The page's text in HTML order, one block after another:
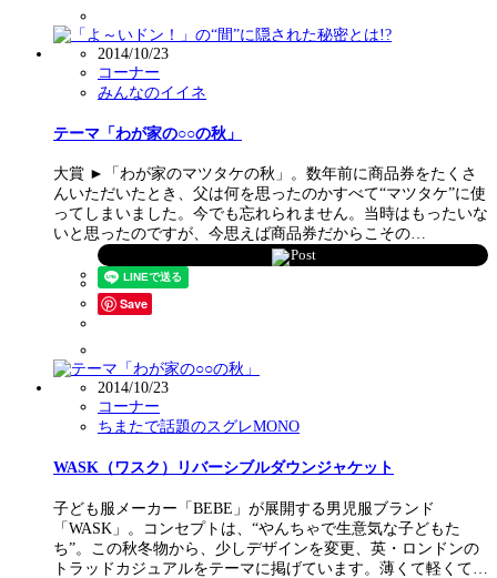
2014/10/23
コーナー
みんなのイイネ
テーマ「わが家の○○の秋」
大賞 ►「わが家のマツタケの秋」。数年前に商品券をたくさ
んいただいたとき、父は何を思ったのかすべて“マツタケ”に使
ってしまいました。今でも忘れられません。当時はもったいな
いと思ったのですが、今思えば商品券だからこその…
Post
Save
2014/10/23
コーナー
ちまたで話題のスグレMONO
WASK（ワスク）リバーシブルダウンジャケット
子ども服メーカー「BEBE」が展開する男児服ブランド
「WASK」。コンセプトは、“やんちゃで生意気な子どもた
ち”。この秋冬物から、少しデザインを変更、英・ロンドンの
トラッドカジュアルをテーマに掲げています。薄くて軽くて…